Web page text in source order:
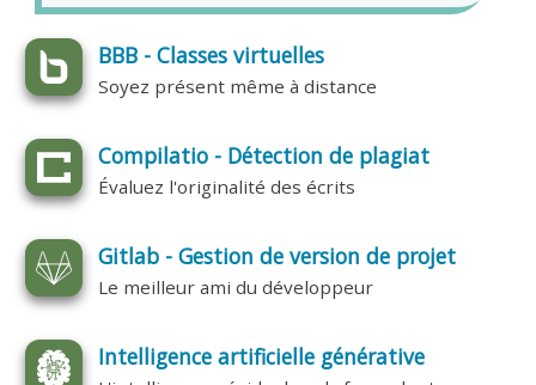
BBB - Classes virtuelles
Soyez présent même à distance
Compilatio - Détection de plagiat
Évaluez l'originalité des écrits
Gitlab - Gestion de version de projet
Le meilleur ami du développeur
Intelligence artificielle générative